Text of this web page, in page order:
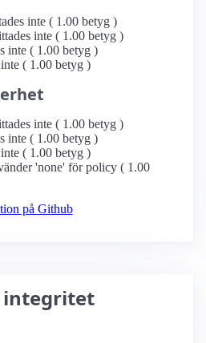
inte ( 1.00 betyg )
inte ( 1.00 betyg )
inte ( 1.00 betyg )
( 1.00 betyg )
inte ( 1.00 betyg )
inte ( 1.00 betyg )
( 1.00 betyg )
'none' för policy ( 1.00
på Github
integritet